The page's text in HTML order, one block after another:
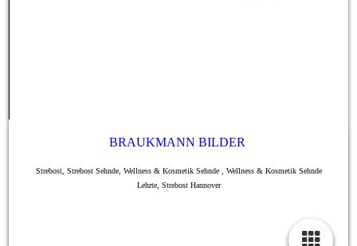
BRAUKMANN BILDER
Strebost, Strebost Sehnde, Wellness & Kosmetik Sehnde , Wellness & Kosmetik Sehnde
Lehrte, Strebost Hannover